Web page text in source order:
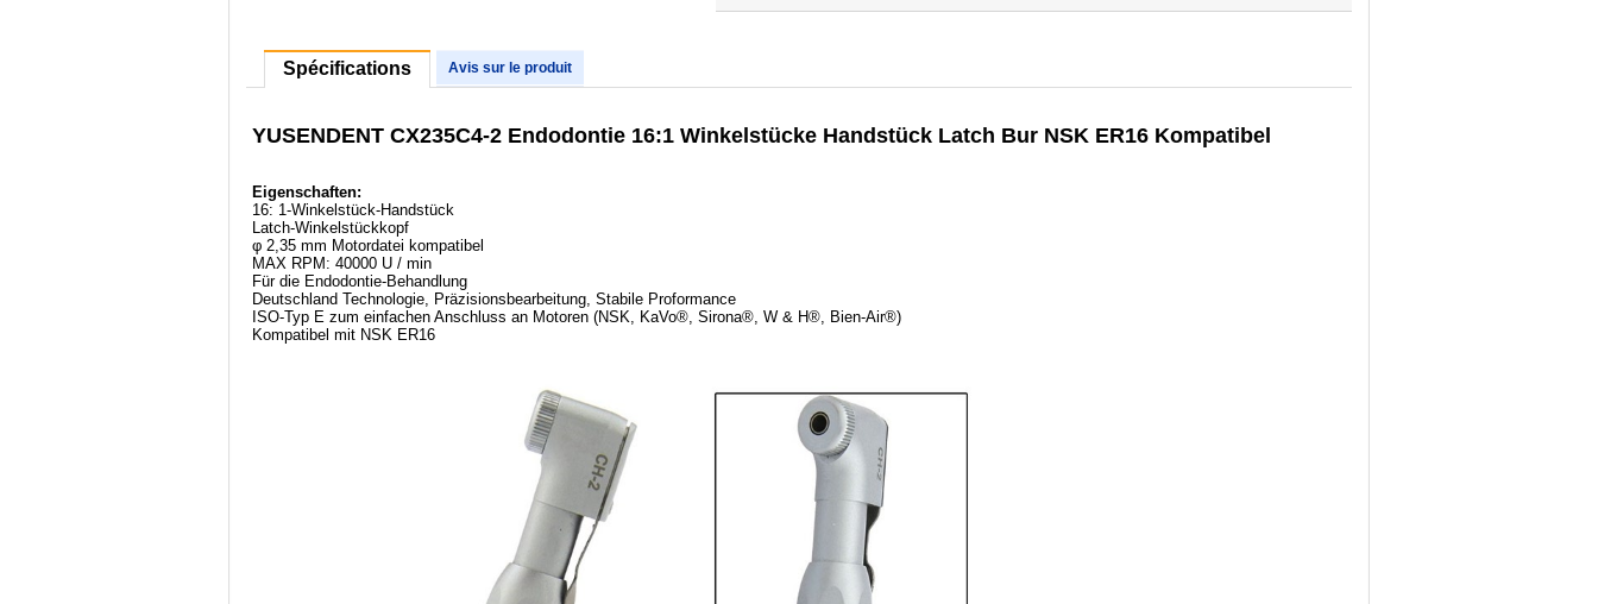
Spécifications Avis sur le produit
YUSENDENT CX235C4-2 Endodontie 16:1 Winkelstücke Handstück Latch Bur NSK ER16 Kompatibel
Eigenschaften:
16: 1-Winkelstück-Handstück
Latch-Winkelstückkopf
φ 2,35 mm Motordatei kompatibel
MAX RPM: 40000 U / min
Für die Endodontie-Behandlung
Deutschland Technologie, Präzisionsbearbeitung, Stabile Proformance
ISO-Typ E zum einfachen Anschluss an Motoren (NSK, KaVo®, Sirona®, W & H®, Bien-Air®)
Kompatibel mit NSK ER16